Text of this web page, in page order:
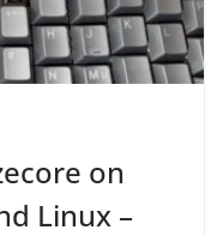
on
Linux –